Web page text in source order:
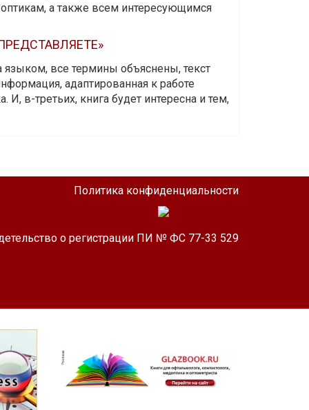
а также всем интересующимся
языком, все термины объяснены, текст
адаптированная к работе
в-третьих, книга будет интересна и тем,
Политика конфиденциальности
о регистрации ПИ № ФС 77-33 529